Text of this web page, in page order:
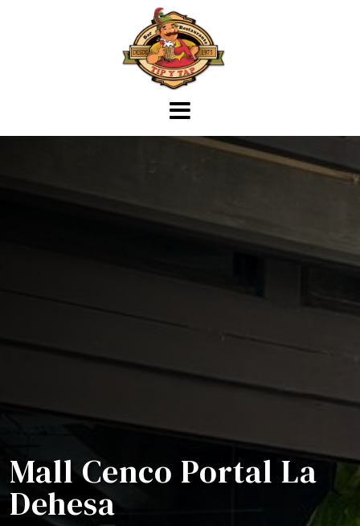
Mall Cenco Portal La
Dehesa